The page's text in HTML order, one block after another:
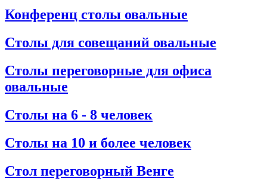
Конференц столы овальные
Столы для совещаний овальные
Столы переговорные для офиса
овальные
Столы на 6 - 8 человек
Столы на 10 и более человек
Стол переговорный Венге